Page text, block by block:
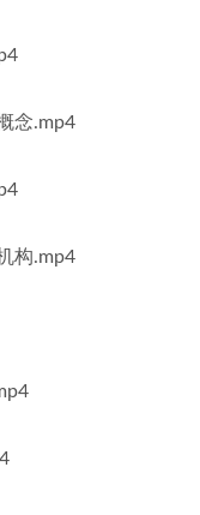
念.mp4
构.mp4